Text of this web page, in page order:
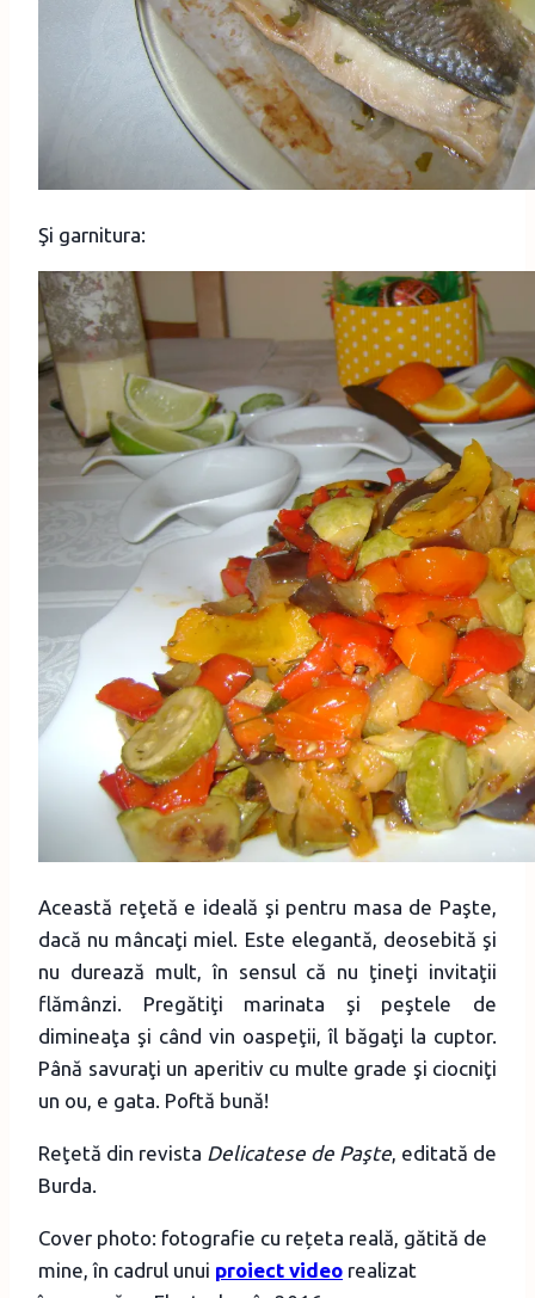
Şi garnitura:
Această reţetă e ideală şi pentru masa de Paşte,
dacă nu mâncaţi miel. Este elegantă, deosebită şi
nu durează mult, în sensul că nu ţineţi invitaţii
flămânzi. Pregătiţi marinata şi peştele de
dimineaţa şi când vin oaspeţii, îl băgaţi la cuptor.
Până savuraţi un aperitiv cu multe grade şi ciocniţi
un ou, e gata. Poftă bună!
Reţetă din revista Delicatese de Paşte, editată de
Burda.
Cover photo: fotografie cu rețeta reală, gătită de
mine, în cadrul unui proiect video realizat